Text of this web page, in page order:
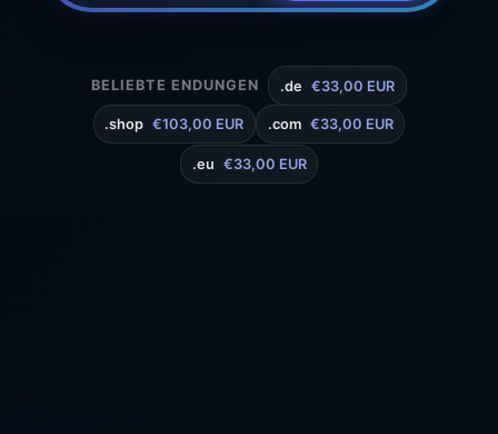
BELIEBTE ENDUNGEN .de €33,00 EUR
.shop €103,00 EUR .com €33,00 EUR
.eu €33,00 EUR